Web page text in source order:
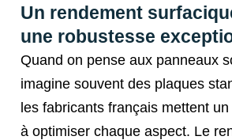
Un rendement
une robustesse
Quand on pense aux panneaux
imagine souvent des plaques
les fabricants français mettent un
à optimiser chaque aspect. Le